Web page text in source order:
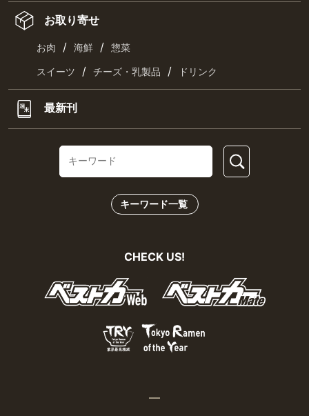
お取り寄せ
お肉 / 海鮮 / 惣菜
スイーツ / チーズ・乳製品 / ドリンク
最新刊
キーワード一覧
CHECK US!